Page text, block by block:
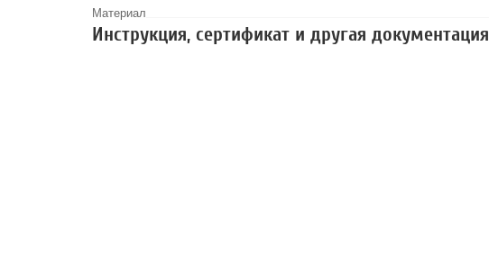
Материал
Инструкция, сертификат и другая документация